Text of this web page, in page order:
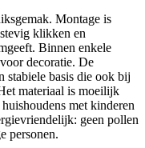
Montage is
klikken en
Binnen enkele
decoratie. De
stabiele basis die ook bij
materiaal is moeilijk
met kinderen
geen pollen
personen.